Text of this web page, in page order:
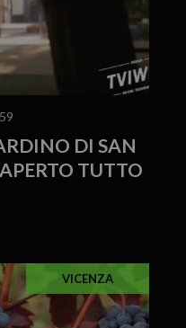
DI SAN
TUTTO
VICENZA